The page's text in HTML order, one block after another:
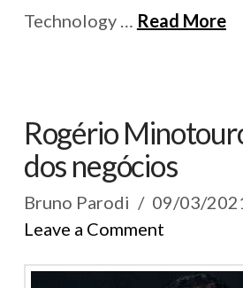
Technology … Read More
Rogério
dos negócios
Bruno Parodi 09/03/
Leave a Comment